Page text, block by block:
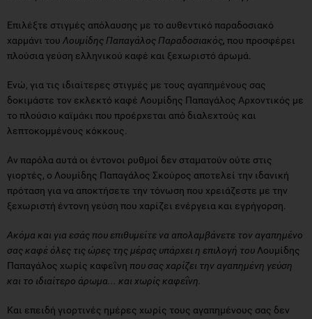
Επιλέξτε στιγμές απόλαυσης με το αυθεντικό παραδοσιακό
χαρμάνι του Λουμίδης Παπαγάλος Παραδοσιακός, που προσφέρει
πλούσια γεύση ελληνικού καφέ και ξεχωριστό άρωμά.
Ενώ, για τις ιδιαίτερες στιγμές με τους αγαπημένους σας
δοκιμάστε τον εκλεκτό καφέ Λουμίδης Παπαγάλος Αρχοντικός με
το πλούσιο καϊμάκι που προέρχεται από διαλεχτούς και
λεπτοκομμένους κόκκους.
Αν παρόλα αυτά οι έντονοι ρυθμοί δεν σταματούν ούτε στις
γιορτές, ο Λουμίδης Παπαγάλος Σκούρος αποτελεί την ιδανική
πρόταση για να αποκτήσετε την τόνωση που χρειάζεστε με την
ξεχωριστή έντονη γεύση που χαρίζει ενέργεια και εγρήγορση.
Ακόμα και για εσάς που επιθυμείτε να απολαμβάνετε τον αγαπημένο
σας καφέ όλες τις ώρες της μέρας υπάρχει η επιλογή του Λουμίδης
Παπαγάλος χωρίς καφεΐνη που σας χαρίζει την αγαπημένη γεύση
και το ιδιαίτερο άρωμα...
και χωρίς καφεΐνη.
Και επειδή γιορτινές ημέρες χωρίς τους αγαπημένους σας δεν